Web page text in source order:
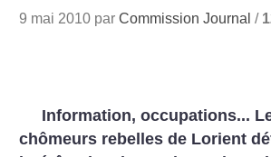
9 mai 2010 parCommission Journal /
Information, occupations...
chômeurs rebelles de Lorient